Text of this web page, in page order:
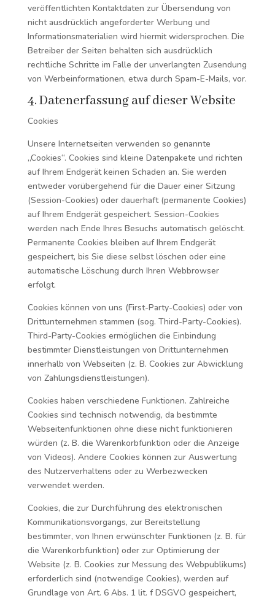
veröffentlichten Kontaktdaten zur Übersendung von
nicht ausdrücklich angeforderter Werbung und
Informationsmaterialien wird hiermit widersprochen. Die
Betreiber der Seiten behalten sich ausdrücklich
rechtliche Schritte im Falle der unverlangten Zusendung
von Werbeinformationen, etwa durch Spam-E-Mails, vor.
4. Datenerfassung auf dieser Website
Cookies
Unsere Internetseiten verwenden so genannte
„Cookies“. Cookies sind kleine Datenpakete und richten
auf Ihrem Endgerät keinen Schaden an. Sie werden
entweder vorübergehend für die Dauer einer Sitzung
(Session-Cookies) oder dauerhaft (permanente Cookies)
auf Ihrem Endgerät gespeichert. Session-Cookies
werden nach Ende Ihres Besuchs automatisch gelöscht.
Permanente Cookies bleiben auf Ihrem Endgerät
gespeichert, bis Sie diese selbst löschen oder eine
automatische Löschung durch Ihren Webbrowser
erfolgt.
Cookies können von uns (First-Party-Cookies) oder von
Drittunternehmen stammen (sog. Third-Party-Cookies).
Third-Party-Cookies ermöglichen die Einbindung
bestimmter Dienstleistungen von Drittunternehmen
innerhalb von Webseiten (z. B. Cookies zur Abwicklung
von Zahlungsdienstleistungen).
Cookies haben verschiedene Funktionen. Zahlreiche
Cookies sind technisch notwendig, da bestimmte
Webseitenfunktionen ohne diese nicht funktionieren
würden (z. B. die Warenkorbfunktion oder die Anzeige
von Videos). Andere Cookies können zur Auswertung
des Nutzerverhaltens oder zu Werbezwecken
verwendet werden.
Cookies, die zur Durchführung des elektronischen
Kommunikationsvorgangs, zur Bereitstellung
bestimmter, von Ihnen erwünschter Funktionen (z. B. für
die Warenkorbfunktion) oder zur Optimierung der
Website (z. B. Cookies zur Messung des Webpublikums)
erforderlich sind (notwendige Cookies), werden auf
Grundlage von Art. 6 Abs. 1 lit. f DSGVO gespeichert,